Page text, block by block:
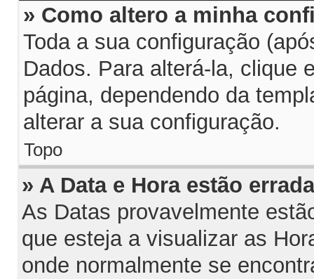
» Como altero a minha
Toda a sua configuração
Dados. Para alterá-la, clique
página, dependendo da
alterar a sua configuração.
Topo
» A Data e Hora estão
As Datas provavelmente
que esteja a visualizar as
onde normalmente se